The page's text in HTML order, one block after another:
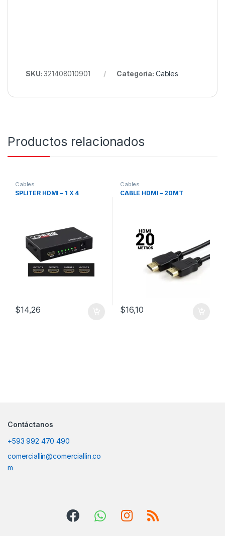
SKU:321408010901 Categoría: Cables
Productos relacionados
Cables
SPLITER HDMI – 1 X 4
$14,26
Cables
CABLE HDMI – 20MT
$16,10
Contáctanos
+593 992 470 490
comerciallin@comerciallin.co
m